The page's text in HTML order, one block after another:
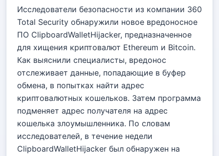
Исследователи безопасности из компании 360
Total Security обнаружили новое вредоносное
ПО ClipboardWalletHijacker, предназначенное
для хищения криптовалют Ethereum и Bitcoin.
Как выяснили специалисты, вредонос
отслеживает данные, попадающие в буфер
обмена, в попытках найти адрес
криптовалютных кошельков. Затем программа
подменяет адрес получателя на адрес
кошелька злоумышленника. По словам
исследователей, в течение недели
ClipboardWalletHijacker был обнаружен на